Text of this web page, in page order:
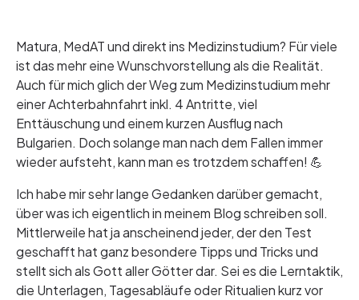
Matura, MedAT und direkt ins Medizinstudium? Für viele
ist das mehr eine Wunschvorstellung als die Realität.
Auch für mich glich der Weg zum Medizinstudium mehr
einer Achterbahnfahrt inkl. 4 Antritte, viel
Enttäuschung und einem kurzen Ausflug nach
Bulgarien. Doch solange man nach dem Fallen immer
wieder aufsteht, kann man es trotzdem schaffen! 💪
Ich habe mir sehr lange Gedanken darüber gemacht,
über was ich eigentlich in meinem Blog schreiben soll.
Mittlerweile hat ja anscheinend jeder, der den Test
geschafft hat ganz besondere Tipps und Tricks und
stellt sich als Gott aller Götter dar. Sei es die Lerntaktik,
die Unterlagen, Tagesabläufe oder Ritualien kurz vor